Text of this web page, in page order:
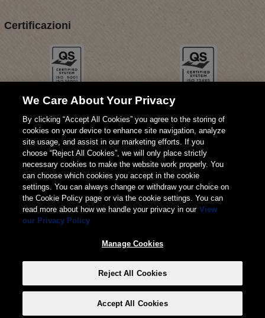
Certificazioni
© 2026 Weita AG
We Care About Your Privacy
By clicking “Accept All Cookies” you agree to the storing of
cookies on your device to enhance site navigation, analyze
site usage, and assist in our marketing efforts. If you
choose “Reject All Cookies”, we will only place strictly
necessary cookies to make the website work properly. You
can choose which cookies you accept in the cookie
settings. You can always change or withdraw your choice on
the Cookie Policy page or via the cookie settings. You can
read more about how we handle your privacy in our View
our Privacy Policy
Manage Cookies
Reject All Cookies
Accept All Cookies